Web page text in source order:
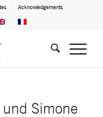
Acknowledgements
Simone